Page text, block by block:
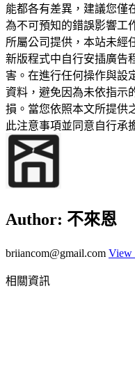
能都各有差異，建議您僅
為不可預知的錯誤影響工
所屬公司提供，本站未經
新版程式中自行安插廣告
害。在進行任何操作與設
資料，避免因為未依指示
損。當您依照本文所提供
此注意事項並同意自行承
Author: 不來恩
briiancom@gmail.com View
相關資訊